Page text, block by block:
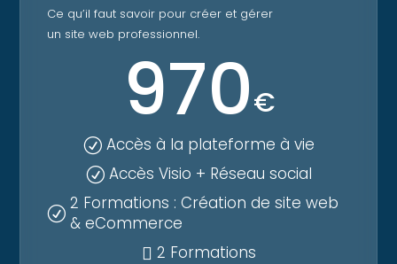
Ce qu’il faut savoir pour créer et gérer
un site web professionnel.
970€
R Accès à la plateforme à vie
R Accès Visio + Réseau social
R 2 Formations : Création de site web
& eCommerce
 2 Formations